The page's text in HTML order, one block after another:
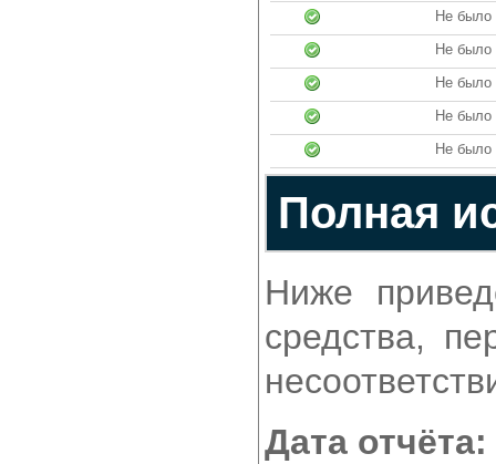
Не было
Не было
Не было
Не было
Не было
Полная
Ниже
средства,
Дата отчёта: